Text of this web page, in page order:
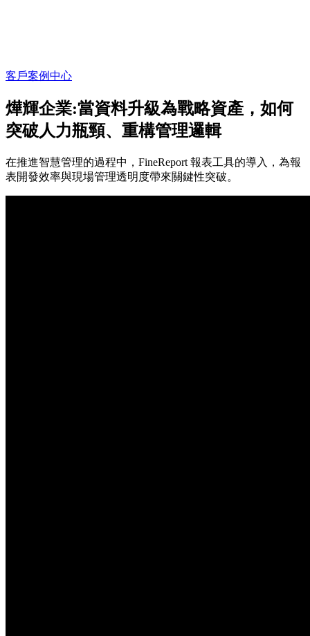
客戶案例中心
燁輝企業:當資料升級為戰略資產，如何
突破人力瓶頸、重構管理邏輯
在推進智慧管理的過程中，FineReport 報表工具的導入，為報
表開發效率與現場管理透明度帶來關鍵性突破。